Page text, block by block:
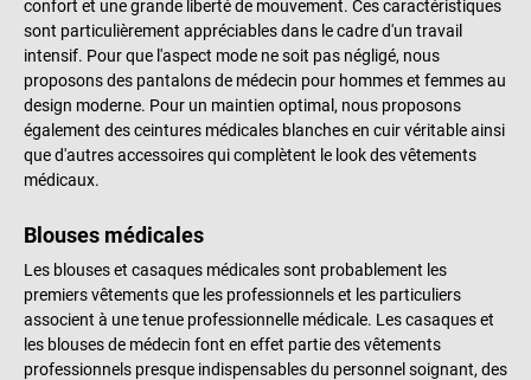
confort et une grande liberté de mouvement. Ces caractéristiques
sont particulièrement appréciables dans le cadre d'un travail
intensif. Pour que l'aspect mode ne soit pas négligé, nous
proposons des pantalons de médecin pour hommes et femmes au
design moderne. Pour un maintien optimal, nous proposons
également des ceintures médicales blanches en cuir véritable ainsi
que d'autres accessoires qui complètent le look des vêtements
médicaux.
Blouses médicales
Les blouses et casaques médicales sont probablement les
premiers vêtements que les professionnels et les particuliers
associent à une tenue professionnelle médicale. Les casaques et
les blouses de médecin font en effet partie des vêtements
professionnels presque indispensables du personnel soignant, des